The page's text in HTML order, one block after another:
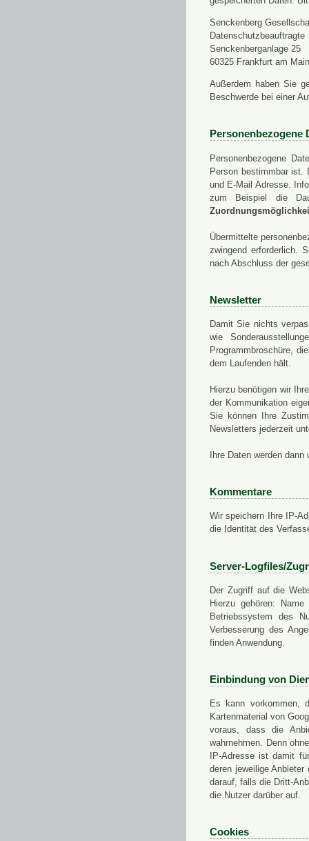
Senckenberg
Datenschutzbeauftragte
Senckenberganlage 25
60325 Frankfurt am Main
Außerdem haben Sie
Beschwerde bei einer
Personenbezogene
Personenbezogene
Person bestimmbar ist.
und E-Mail Adresse.
zum Beispiel die
Übermittelte
zwingend erforderlich.
nach Abschluss der
Newsletter
Damit Sie nichts
wie
Programmbroschüre,
dem Laufenden hält.
Hierzu benötigen wir
der Kommunikation
Sie können Ihre
Newsletters jederzeit
Ihre Daten werden
Kommentare
Wir speichern Ihre IP-
die Identität des
Server-Logfiles/
Der Zugriff auf die
Hierzu gehören:
Betriebssystem des
Verbesserung des
finden Anwendung.
Einbindung von
Es kann vorkommen,
Kartenmaterial von
voraus, dass die
wahrnehmen. Denn
IP-Adresse ist damit
deren jeweilige
darauf, falls die Dritt-
die Nutzer darüber auf.
Cookies